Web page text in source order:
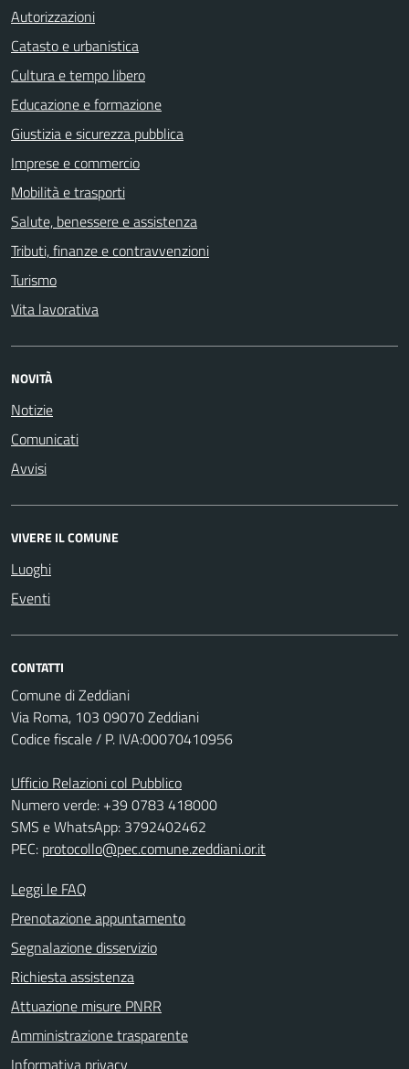
Autorizzazioni
Catasto e urbanistica
Cultura e tempo libero
Educazione e formazione
Giustizia e sicurezza pubblica
Imprese e commercio
Mobilità e trasporti
Salute, benessere e assistenza
Tributi, finanze e contravvenzioni
Turismo
Vita lavorativa
NOVITÀ
Notizie
Comunicati
Avvisi
VIVERE IL COMUNE
Luoghi
Eventi
CONTATTI
Comune di Zeddiani
Via Roma, 103 09070 Zeddiani
Codice fiscale / P. IVA:00070410956
Ufficio Relazioni col Pubblico
Numero verde: +39 0783 418000
SMS e WhatsApp: 3792402462
PEC: protocollo@pec.comune.zeddiani.or.it
Leggi le FAQ
Prenotazione appuntamento
Segnalazione disservizio
Richiesta assistenza
Attuazione misure PNRR
Amministrazione trasparente